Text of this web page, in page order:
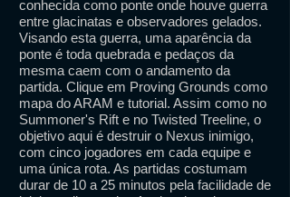
conhecida como ponte onde houve guerra
entre glacinatas e observadores gelados.
Visando esta guerra, uma aparência da
ponte é toda quebrada e pedaços da
mesma caem com o andamento da
partida. Clique em Proving Grounds como
mapa do ARAM e tutorial. Assim como no
Summoner's Rift e no Twisted Treeline, o
objetivo aqui é destruir o Nexus inimigo,
com cinco jogadores em cada equipe e
uma única rota. As partidas costumam
durar de 10 a 25 minutos pela facilidade de